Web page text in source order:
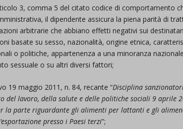
3, comma 5 del citato codice di comportamento
il dipendente assicura la piena parità di
arbitrarie che abbiano effetti negativi sui
basate su sesso, nazionalità, origine etnica,
o politiche, appartenenza a una minoranza
sessuale o su altri diversi fattori;
19 maggio 2011, n. 84, recante “Disciplina
del lavoro, della salute e delle politiche sociali 9 aprile
la parte riguardante gli alimenti per lattanti e gli
presso i Paesi terzi”;